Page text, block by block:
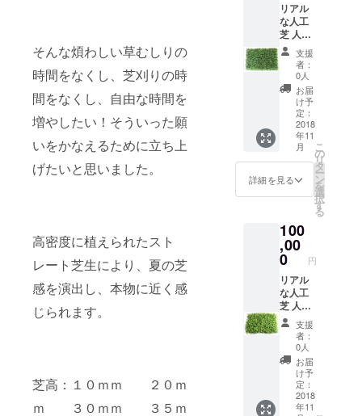
そんな煩わしい草むしりの
時間をなくし、芝刈りの時
間をなくし、自由な時間を
増やしたい！そういった願
いをかなえるために立ち上
げたいと思いました。
高密度に植えられたスト
レート芝生により、夏の芝
感を演出し、本物に近く感
じられます。
芝高：１０ｍｍ ２０ｍ
ｍ ３０ｍｍ ３５ｍ
リアル
な人工
芝 人工
芝
30％OF
Fにてご
提供致
しま
す。
+おしゃ
れな目
隠し人
工植物3
枚（40
㎝×60
支援
者：
0人
お届
け予
定：
2018
年11
月
詳細を見る
こ
の
リ
タ
ー
ン
を
選
択
す
る
100
,00
0 円
リアル
な人工
芝 人工
芝
50％OF
Fにてご
提供致
しま
す。
+おしゃ
れな目
支援
者：
0人
お届
け予
定：
2018
年11